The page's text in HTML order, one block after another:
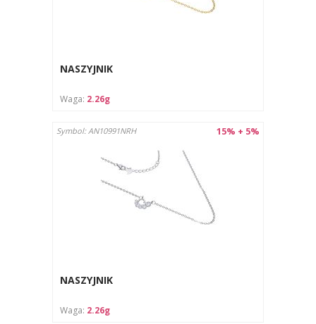
NASZYJNIK
Waga: 2.26g
15% + 5%
Symbol: AN10991NRH
NASZYJNIK
Waga: 2.26g